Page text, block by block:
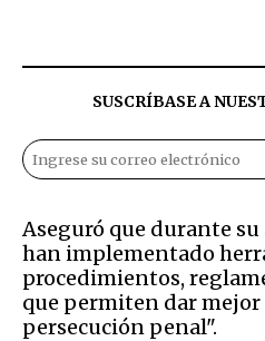
SUSCRÍBASE A
Aseguró que durante
han implementado
procedimientos,
que permiten dar mejor
persecución penal".